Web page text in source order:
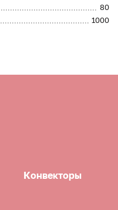
80
1000
Конвекторы